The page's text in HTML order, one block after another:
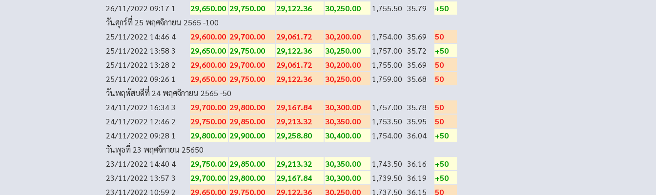
26/11/2022 09:17 1 29,650.00 29,750.00 29,122.36 30,250.00 1,755.50 35.79
+50
วันศุกร์ที่ 25 พฤศจิกายน 2565 -100
25/11/2022 14:46 4 29,600.00 29,700.00 29,061.72 30,200.00 1,754.00 35.69
50
25/11/2022 13:58 3 29,650.00 29,750.00 29,122.36 30,250.00 1,757.00 35.72
+50
25/11/2022 13:28 2 29,600.00 29,700.00 29,061.72 30,200.00 1,755.00 35.69
50
25/11/2022 09:26 1 29,650.00 29,750.00 29,122.36 30,250.00 1,759.00 35.68
50
วันพฤหัสบดีที่ 24 พฤศจิกายน 2565 -50
24/11/2022 16:343 29,700.00 29,800.00 29,167.84 30,300.00 1,757.00 35.78
50
24/11/2022 12:46 2 29,750.00 29,850.00 29,213.32 30,350.00 1,753.50 35.95
50
24/11/2022 09:28 1 29,800.00 29,900.00 29,258.80 30,400.00 1,754.00 36.04
+50
วันพุธที่ 23 พฤศจิกายน 25650
23/11/2022 14:40 4 29,750.00 29,850.00 29,213.32 30,350.00 1,743.50 36.16
+50
23/11/2022 13:57 3 29,700.00 29,800.00 29,167.84 30,300.00 1,739.50 36.19
+50
23/11/2022 10:59 2 29,650.00 29,750.00 29,122.36 30,250.00 1,737.50 36.15
50